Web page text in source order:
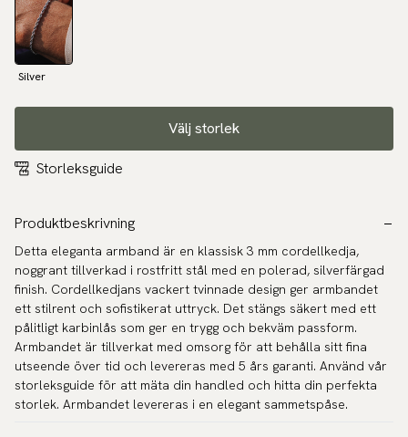
Silver
Välj storlek
Storleksguide
Produktbeskrivning
Detta eleganta armband är en klassisk 3 mm cordellkedja,
noggrant tillverkad i rostfritt stål med en polerad, silverfärgad
finish. Cordellkedjans vackert tvinnade design ger armbandet
ett stilrent och sofistikerat uttryck. Det stängs säkert med ett
pålitligt karbinlås som ger en trygg och bekväm passform.
Armbandet är tillverkat med omsorg för att behålla sitt fina
utseende över tid och levereras med 5 års garanti. Använd vår
storleksguide för att mäta din handled och hitta din perfekta
storlek. Armbandet levereras i en elegant sammetspåse.